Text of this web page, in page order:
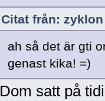
Citat från:
ah så det är gti
genast kika! =)
Dom satt på